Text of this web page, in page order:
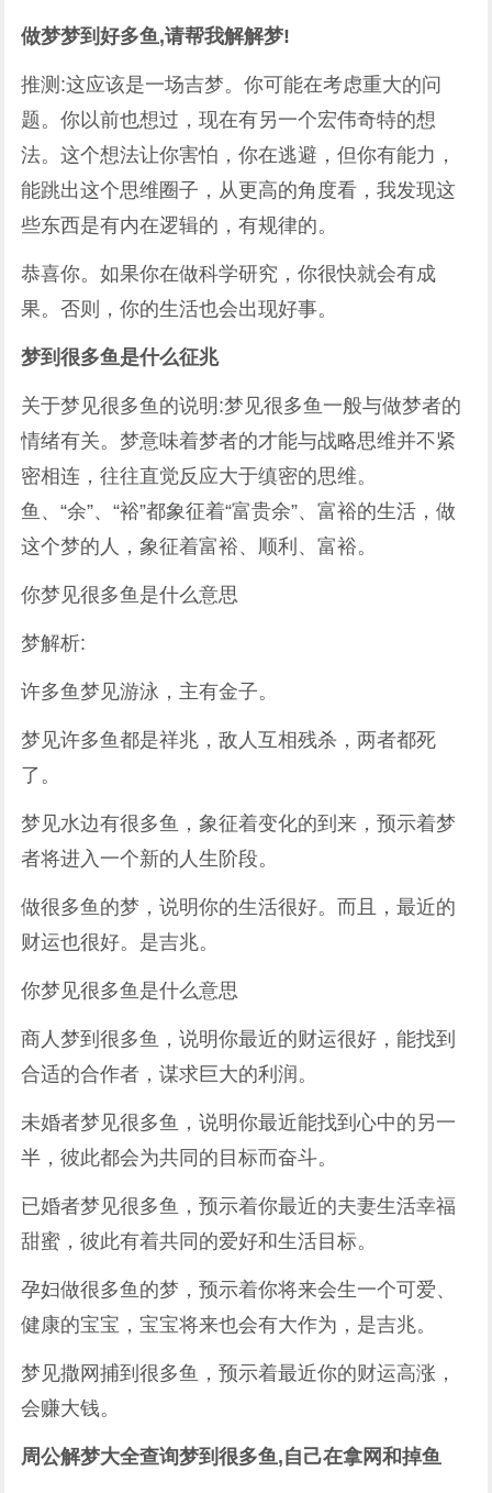
做梦梦到好多鱼,请帮我解解梦!
推测:这应该是一场吉梦。你可能在考虑重大的问
题。你以前也想过，现在有另一个宏伟奇特的想
法。这个想法让你害怕，你在逃避，但你有能力，
能跳出这个思维圈子，从更高的角度看，我发现这
些东西是有内在逻辑的，有规律的。
恭喜你。如果你在做科学研究，你很快就会有成
果。否则，你的生活也会出现好事。
梦到很多鱼是什么征兆
关于梦见很多鱼的说明:梦见很多鱼一般与做梦者的
情绪有关。梦意味着梦者的才能与战略思维并不紧
密相连，往往直觉反应大于缜密的思维。
鱼、“余”、“裕”都象征着“富贵余”、富裕的生活，做
这个梦的人，象征着富裕、顺利、富裕。
你梦见很多鱼是什么意思
梦解析:
许多鱼梦见游泳，主有金子。
梦见许多鱼都是祥兆，敌人互相残杀，两者都死
了。
梦见水边有很多鱼，象征着变化的到来，预示着梦
者将进入一个新的人生阶段。
做很多鱼的梦，说明你的生活很好。而且，最近的
财运也很好。是吉兆。
你梦见很多鱼是什么意思
商人梦到很多鱼，说明你最近的财运很好，能找到
合适的合作者，谋求巨大的利润。
未婚者梦见很多鱼，说明你最近能找到心中的另一
半，彼此都会为共同的目标而奋斗。
已婚者梦见很多鱼，预示着你最近的夫妻生活幸福
甜蜜，彼此有着共同的爱好和生活目标。
孕妇做很多鱼的梦，预示着你将来会生一个可爱、
健康的宝宝，宝宝将来也会有大作为，是吉兆。
梦见撒网捕到很多鱼，预示着最近你的财运高涨，
会赚大钱。
周公解梦大全查询梦到很多鱼,自己在拿网和掉鱼